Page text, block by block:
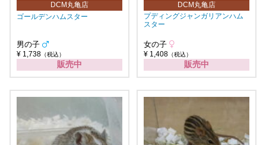
DCM丸亀店
ゴールデンハムスター
男の子
¥ 1,738 （税込）
販売中
DCM丸亀店
プディングジャンガリアンハム
スター
女の子
¥ 1,408 （税込）
販売中